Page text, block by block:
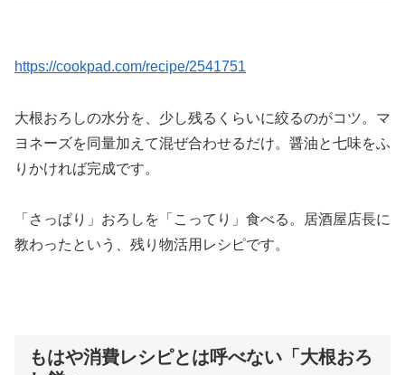
https://cookpad.com/recipe/2541751
大根おろしの水分を、少し残るくらいに絞るのがコツ。マ
ヨネーズを同量加えて混ぜ合わせるだけ。醤油と七味をふ
りかければ完成です。
「さっぱり」おろしを「こってり」食べる。居酒屋店長に
教わったという、残り物活用レシピです。
もはや消費レシピとは呼べない「大根おろ